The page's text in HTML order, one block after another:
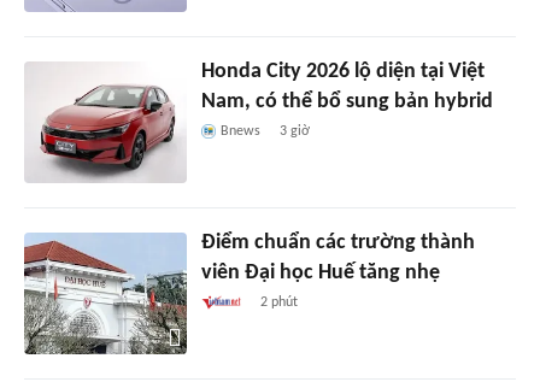
Honda City 2026 lộ diện tại Việt
Nam, có thể bổ sung bản hybrid
Bnews 3 giờ
Điểm chuẩn các trường thành
viên Đại học Huế tăng nhẹ
2 phút